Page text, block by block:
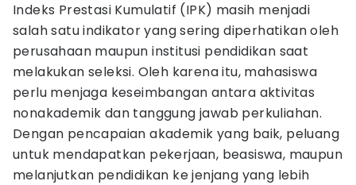
Indeks Prestasi Kumulatif (IPK) masih menjadi
salah satu indikator yang sering diperhatikan oleh
perusahaan maupun institusi pendidikan saat
melakukan seleksi. Oleh karena itu, mahasiswa
perlu menjaga keseimbangan antara aktivitas
nonakademik dan tanggung jawab perkuliahan.
Dengan pencapaian akademik yang baik, peluang
untuk mendapatkan pekerjaan, beasiswa, maupun
melanjutkan pendidikan ke jenjang yang lebih